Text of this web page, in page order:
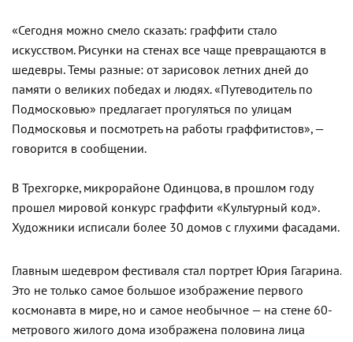
«Сегодня можно смело сказать: граффити стало
искусством. Рисунки на стенах все чаще превращаются в
шедевры. Темы разные: от зарисовок летних дней до
памяти о великих победах и людях. «Путеводитель по
Подмосковью» предлагает прогуляться по улицам
Подмосковья и посмотреть на работы граффитистов», —
говорится в сообщении.
В Трехгорке, микрорайоне Одинцова, в прошлом году
прошел мировой конкурс граффити «Культурный код».
Художники исписали более 30 домов с глухими фасадами.
Главным шедевром фестиваля стал портрет Юрия Гагарина.
Это не только самое большое изображение первого
космонавта в мире, но и самое необычное — на стене 60-
метрового жилого дома изображена половина лица